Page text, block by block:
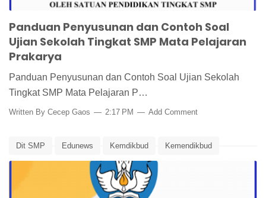
Panduan Penyusunan dan Contoh Soal
Ujian Sekolah Tingkat SMP Mata Pelajaran
Prakarya
Panduan Penyusunan dan Contoh Soal Ujian Sekolah
Tingkat SMP Mata Pelajaran P…
Written By Cecep Gaos 2:17 PM Add Comment
Dit SMP Edunews Kemdikbud Kemendikbud
Panduan Pembuatan Soal Ujian Panduan Penilaian
Soal Ujian Seni Budaya